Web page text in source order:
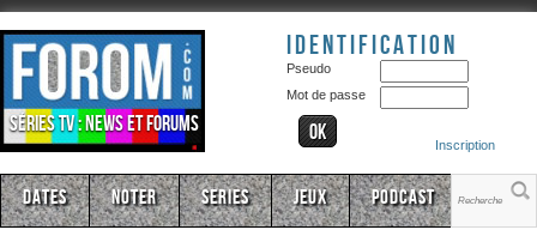
Séries TV : news et forums
Identification
Pseudo
Mot de passe
Inscription
Dates Noter Series Jeux Podcast